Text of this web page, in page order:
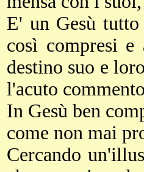
E' un Gesù
così compresi
destino suo e
l'acuto
In Gesù ben
come non mai
Cercando